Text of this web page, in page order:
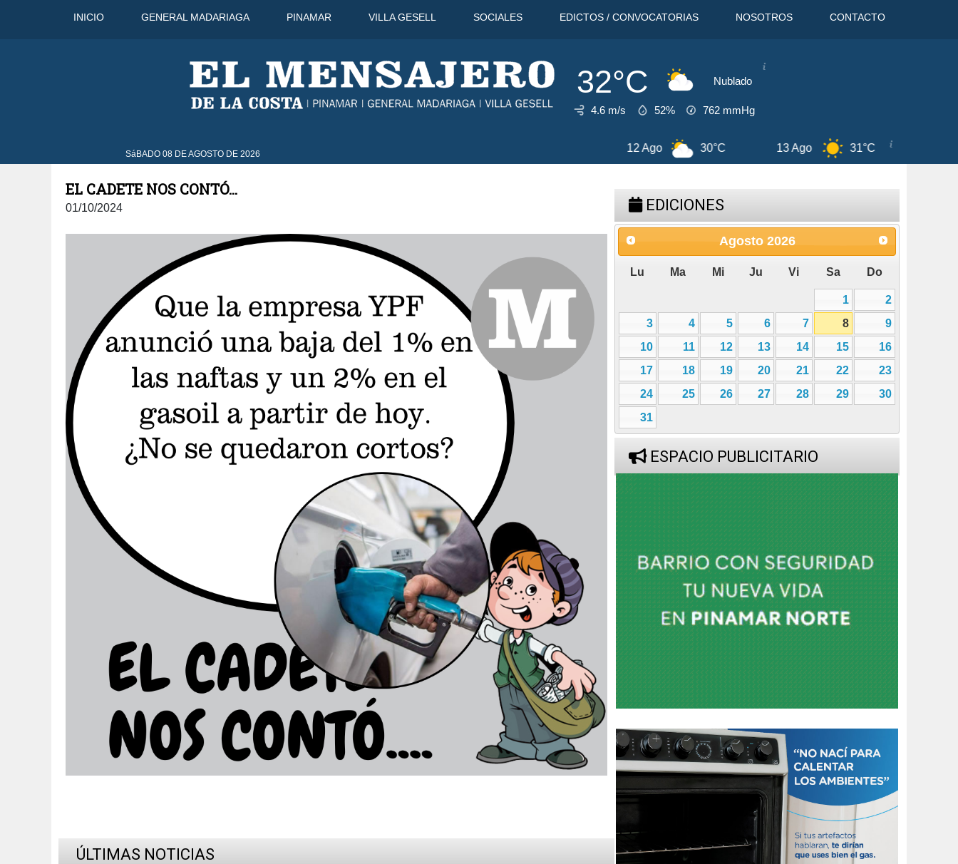
INICIO GENERAL MADARIAGA PINAMAR VILLA GESELL SOCIALES EDICTOS / CONVOCATORIAS NOSOTROS CONTACTO
32°C Nublado
4.6 m/s 52% 762 mmHg
SáBADO 08 DE AGOSTO DE 2026
9 Ago 33°C 10 Ago 30°C 13 Ago 31°C 14 Ago
EL CADETE NOS CONTÓ...
01/10/2024
ÚLTIMAS NOTICIAS
EDICIONES
Agosto 2026
Lu Ma Mi Ju Vi Sa Do
1
2
3
4 5 6 7 8
9
10
11 12 13 14 15
16
17
18 19 20 21 22
23
24
25 26 27 28 29
30
31
ESPACIO PUBLICITARIO